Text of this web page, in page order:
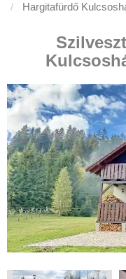
Hargitafürdő